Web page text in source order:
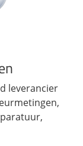
leverancier